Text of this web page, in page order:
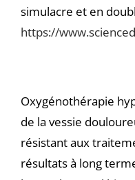
simulacre et en
https://
Oxygénothérapie
de la vessie
résistant aux
résultats à long